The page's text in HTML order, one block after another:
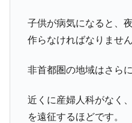
子供が病気になると、
作らなければなりません
非首都圏の地域はさら
近くに産婦人科がなく
を遠征するほどです。